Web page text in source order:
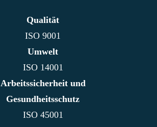
Qualität
ISO 9001
Umwelt
ISO 14001
Arbeitssicherheit und
Gesundheitsschutz
ISO 45001